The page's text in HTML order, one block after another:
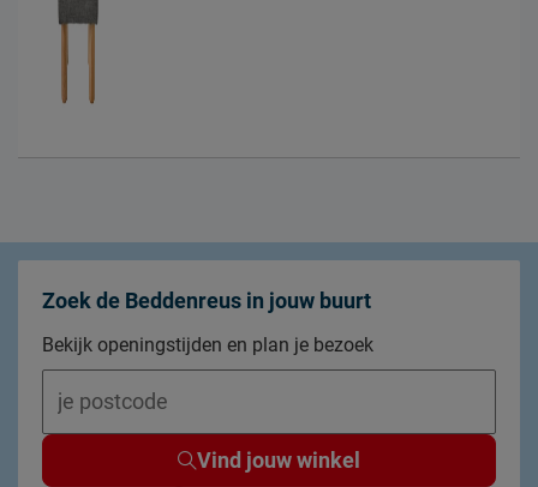
Zoek de Beddenreus in jouw buurt
Bekijk openingstijden en plan je bezoek
Vind jouw winkel